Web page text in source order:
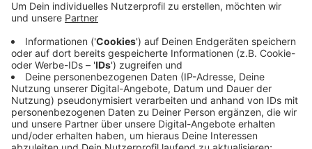
Auf der A4 wird in der Nacht von Freitag auf Samstag
(20./21.10.) der Grenzübergang von Aachen kommend
in die Niederlande gesperrt.
Die Sperrung gilt ab 21 Uhr abends bis 9 Uhr am
Samstagmorgen.
In der Zeit führt die niederländische Rijkswaterstaat
Sanierungsarbeiten auf der A76 aus, teilt die deutsche
Autobahn GmbH mit.